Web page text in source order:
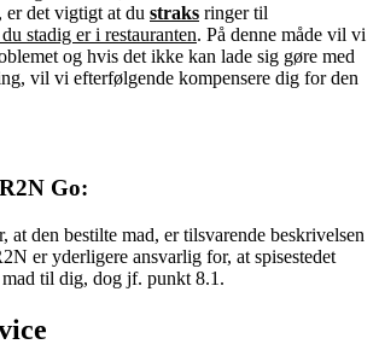
det vigtigt at du straks ringer til
stadig er i restauranten. På denne måde vil vi
og hvis det ikke kan lade sig gøre med
vil vi efterfølgende kompensere dig for den
Go:
at den bestilte mad, er tilsvarende beskrivelsen
er yderligere ansvarlig for, at spisestedet
til dig, dog jf. punkt 8.1.